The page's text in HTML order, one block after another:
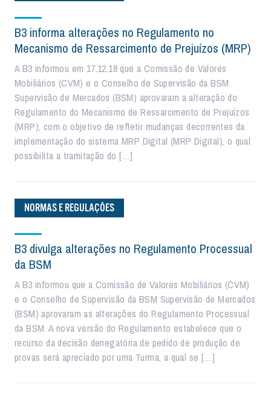
B3 informa alterações no Regulamento no
Mecanismo de Ressarcimento de Prejuízos (MRP)
A B3 informou em 17.12.18 que a Comissão de Valores
Mobiliários (CVM) e o Conselho de Supervisão da BSM
Supervisão de Mercados (BSM) aprovaram a alteração do
Regulamento do Mecanismo de Ressarcimento de Prejuízos
(MRP), com o objetivo de refletir mudanças decorrentes da
implementação do sistema MRP Digital (MRP Digital), o qual
possibilita a tramitação do […]
NORMAS E REGULAÇÕES
B3 divulga alterações no Regulamento Processual
da BSM
A B3 informou que a Comissão de Valores Mobiliários (CVM)
e o Conselho de Supervisão da BSM Supervisão de Mercados
(BSM) aprovaram as alterações do Regulamento Processual
da BSM. A nova versão do Regulamento estabelece que o
recurso da decisão denegatória de pedido de produção de
provas será apreciado por uma Turma, a qual se […]